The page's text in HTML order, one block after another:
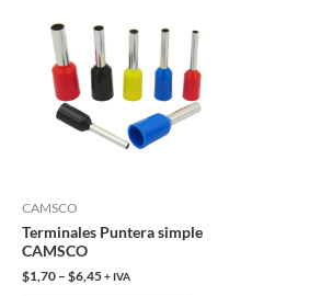
CAMSCO
Terminales Puntera simple
CAMSCO
$1,70 – $6,45+ IVA
tiene
múltiples
variantes.
elegir